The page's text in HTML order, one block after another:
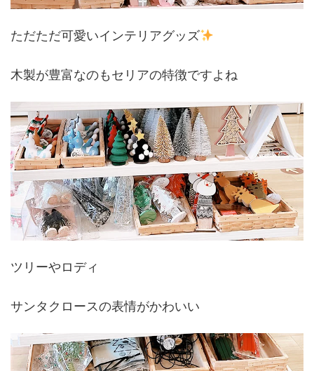
ただただ可愛いインテリアグッズ
木製が豊富なのもセリアの特徴ですよね
ツリーやロディ
サンタクロースの表情がかわいい